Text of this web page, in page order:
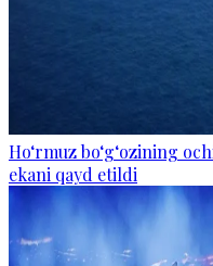
Ho‘rmuz bo‘g‘ozining
ekani qayd etildi